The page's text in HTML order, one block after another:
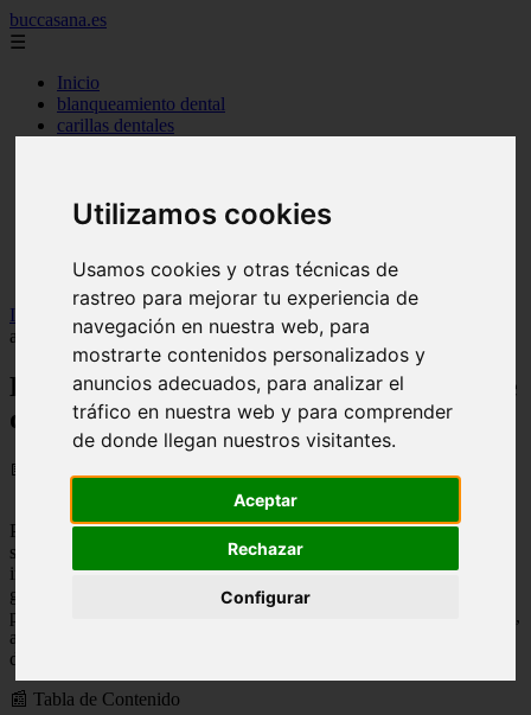
Utilizamos cookies
Usamos cookies y otras técnicas de
rastreo para mejorar tu experiencia de
navegación en nuestra web, para
mostrarte contenidos personalizados y
anuncios adecuados, para analizar el
tráfico en nuestra web y para comprender
de donde llegan nuestros visitantes.
Aceptar
Rechazar
Configurar
buccasana.es
☰
Inicio
blanqueamiento dental
carillas dentales
lengua blanca causas y remedios
mal aliento
tipos de brackets
Inicio
Evita encías inflamadas | Cuida tu higiene dental
adecuadamente - Salud dental
Evita encías inflamadas | Cuida tu higiene
dental adecuadamente - Salud dental
📅 09/01/2024
Promover una buena higiene dental es fundamental para cuidar la
salud bucal en general, y en particular, para prevenir las encías
inflamadas. Las encías inflamadas, también conocidas como
gingivitis, son una condición común que puede causar molestias y
problemas más graves si no se trata adecuadamente. En este artículo,
aprenderás sobre las causas de las encías inflamadas, cómo
detectarlas y prevenirlas, así como los tratamientos disponibles.
📰 Tabla de Contenido